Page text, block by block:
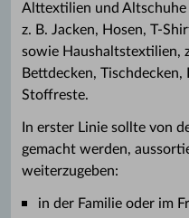
Alttextilien und
z. B. Jacken, Hosen, T-
sowie Haushaltstextilien,
Bettdecken,
Stoffreste.
In erster Linie sollte von
gemacht werden,
weiterzugeben:
in der Familie oder im